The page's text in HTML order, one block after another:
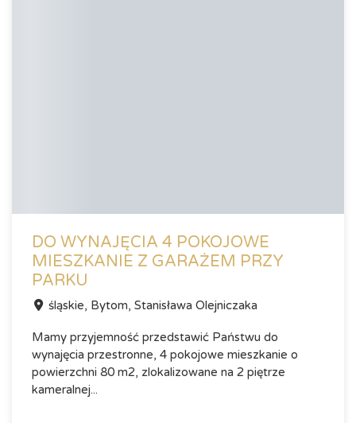
DO WYNAJĘCIA 4 POKOJOWE
MIESZKANIE Z GARAŻEM PRZY
PARKU
śląskie, Bytom, Stanisława Olejniczaka
Mamy przyjemność przedstawić Państwu do
wynajęcia przestronne, 4 pokojowe mieszkanie o
powierzchni 80 m2, zlokalizowane na 2 piętrze
kameralnej...